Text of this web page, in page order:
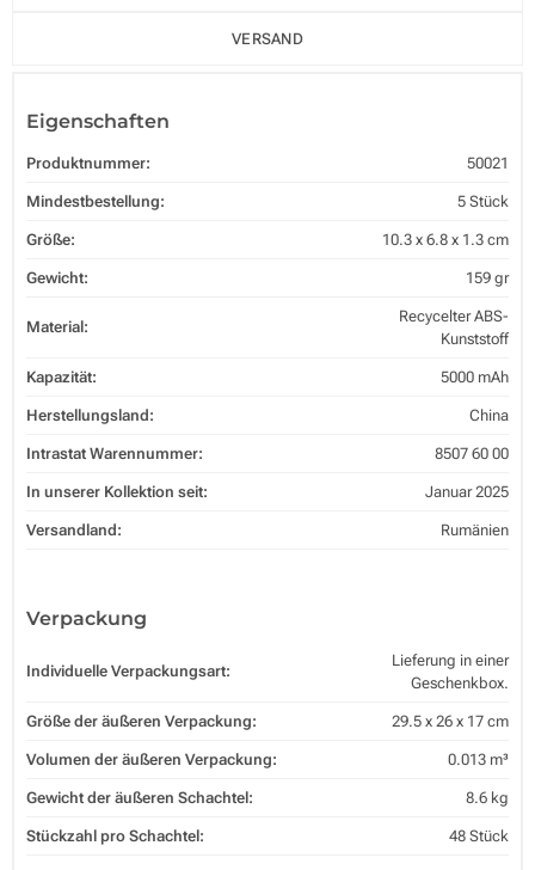
VERSAND
Eigenschaften
Produktnummer: 50021
Mindestbestellung: 5 Stück
Größe: 10.3 x 6.8 x 1.3 cm
Gewicht: 159 gr
Material:
Recycelter ABS-
Kunststoff
Kapazität: 5000 mAh
Herstellungsland: China
Intrastat Warennummer: 8507 60 00
In unserer Kollektion seit: Januar 2025
Versandland: Rumänien
Verpackung
Individuelle Verpackungsart:
Lieferung in einer
Geschenkbox.
Größe der äußeren Verpackung: 29.5 x 26 x 17 cm
Volumen der äußeren Verpackung: 0.013 m³
Gewicht der äußeren Schachtel: 8.6 kg
Stückzahl pro Schachtel: 48 Stück